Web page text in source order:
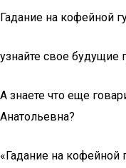
Гадание на кофейной
узнайте свое
А знаете что еще
Анатольевна?
«Гадание на кофейной